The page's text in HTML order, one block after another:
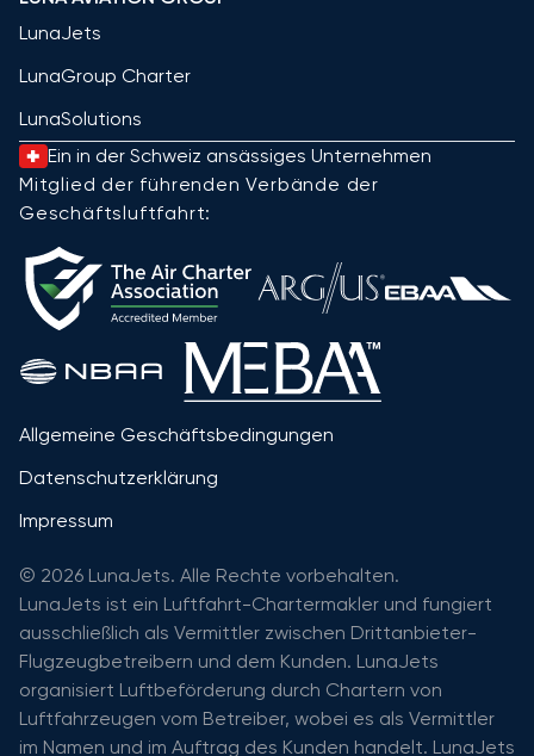
LunaJets
LunaGroup Charter
LunaSolutions
Ein in der Schweiz ansässiges Unternehmen
Mitglied der führenden Verbände der
Geschäftsluftfahrt:
Allgemeine Geschäftsbedingungen
Datenschutzerklärung
Impressum
© 2026 LunaJets. Alle Rechte vorbehalten.
LunaJets ist ein Luftfahrt-Chartermakler und fungiert
ausschließlich als Vermittler zwischen Drittanbieter-
Flugzeugbetreibern und dem Kunden. LunaJets
organisiert Luftbeförderung durch Chartern von
Luftfahrzeugen vom Betreiber, wobei es als Vermittler
im Namen und im Auftrag des Kunden handelt. LunaJets